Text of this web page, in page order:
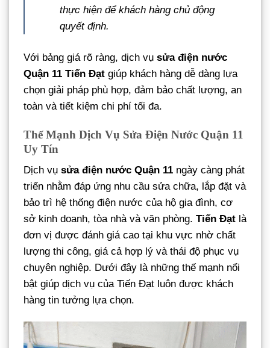
thực hiện để khách hàng chủ động
quyết định.
Với bảng giá rõ ràng, dịch vụ sửa điện nước
Quận 11 Tiến Đạt giúp khách hàng dễ dàng lựa
chọn giải pháp phù hợp, đảm bảo chất lượng, an
toàn và tiết kiệm chi phí tối đa.
Thế Mạnh Dịch Vụ Sửa Điện Nước Quận 11
Uy Tín
Dịch vụ sửa điện nước Quận 11 ngày càng phát
triển nhằm đáp ứng nhu cầu sửa chữa, lắp đặt và
bảo trì hệ thống điện nước của hộ gia đình, cơ
sở kinh doanh, tòa nhà và văn phòng. Tiến Đạt là
đơn vị được đánh giá cao tại khu vực nhờ chất
lượng thi công, giá cả hợp lý và thái độ phục vụ
chuyên nghiệp. Dưới đây là những thế mạnh nổi
bật giúp dịch vụ của Tiến Đạt luôn được khách
hàng tin tưởng lựa chọn.